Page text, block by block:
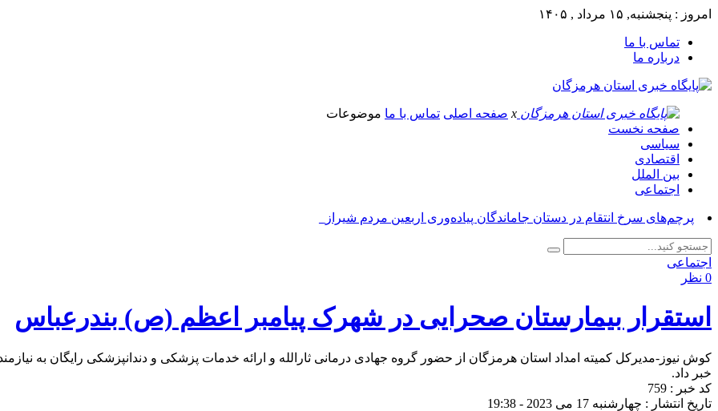
امروز : پنجشنبه, ۱۵ مرداد , ۱۴۰۵
تماس با ما
درباره ما
x صفحه اصلی تماس با ما موضوعات
صفحه نخست
سیاسی
اقتصادی
بین الملل
اجتماعی
پرچم‌های سرخ انتقام در دستان جاماندگان پیاده‌وری اربعین مردم شیراز_
اجتماعی
0 نظر
استقرار بیمارستان صحرایی در شهرک پیامبر اعظم (ص) بندرعباس
کوش نیوز-مدیرکل کمیته امداد استان هرمزگان از حضور گروه جهادی درمانی ثارالله و ارائه خدمات پزشکی و دندانپزشکی رایگان به
خبر داد.
کد خبر : 759
تاریخ انتشار : چهارشنبه 17 می 2023 - 19:38